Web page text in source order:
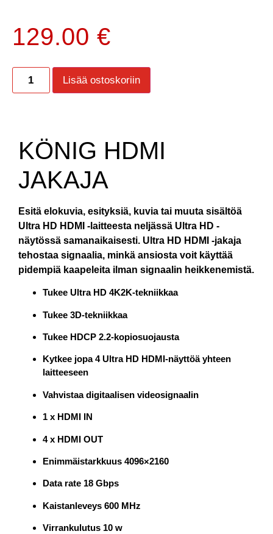
129.00 €
Lisää ostoskoriin
KÖNIG HDMI
JAKAJA
Esitä elokuvia, esityksiä, kuvia tai muuta sisältöä
Ultra HD HDMI -laitteesta neljässä Ultra HD -
näytössä samanaikaisesti. Ultra HD HDMI -jakaja
tehostaa signaalia, minkä ansiosta voit käyttää
pidempiä kaapeleita ilman signaalin heikkenemistä.
Tukee Ultra HD 4K2K-tekniikkaa
Tukee 3D-tekniikkaa
Tukee HDCP 2.2-kopiosuojausta
Kytkee jopa 4 Ultra HD HDMI-näyttöä yhteen
laitteeseen
Vahvistaa digitaalisen videosignaalin
1 x HDMI IN
4 x HDMI OUT
Enimmäistarkkuus 4096×2160
Data rate 18 Gbps
Kaistanleveys 600 MHz
Virrankulutus 10 w